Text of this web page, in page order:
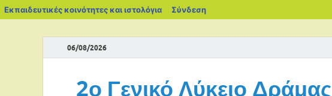
Εκπαιδευτικές κοινότητες και ιστολόγια Σύνδεση
06/08/2026
2ο Γενικό Λύκειο Δράμας